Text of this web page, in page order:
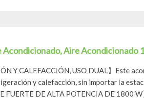
Aire Acondicionado
Y CALEFACCIÓN, USO DUAL】Este
y calefacción, sin importar la
FUERTE DE ALTA POTENCIA DE 1800